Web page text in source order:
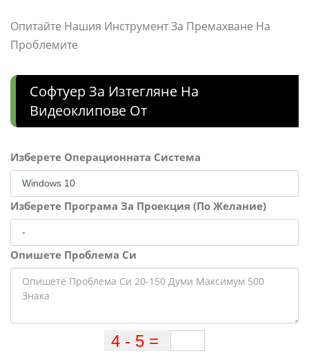
Опитайте Нашия Инструмент За Премахване На
Проблемите
Софтуер За Изтегляне На
Видеоклипове От
Изберете Операционната Система
Изберете Програма За Проекция (По Желание)
Опишете Проблема Си